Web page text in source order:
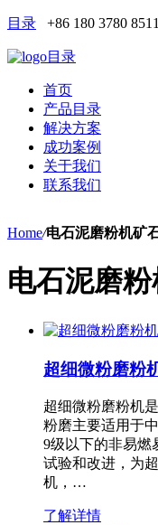
目录 +86 180 3780 8511
目录
首页
产品目录
解决方案
成功案例
关于我们
联系我们
Home/电石泥磨粉机矿
电石泥磨
超细微粉磨粉
超细微粉磨粉机
粉磨主要适用于
9级以下的非易燃
试验和改进，为
机，…
了解详情